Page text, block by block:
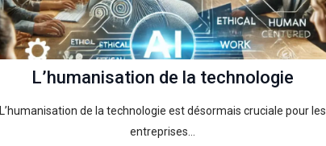
L’humanisation de la technologie
L’humanisation de la technologie est désormais cruciale pour les
entreprises…